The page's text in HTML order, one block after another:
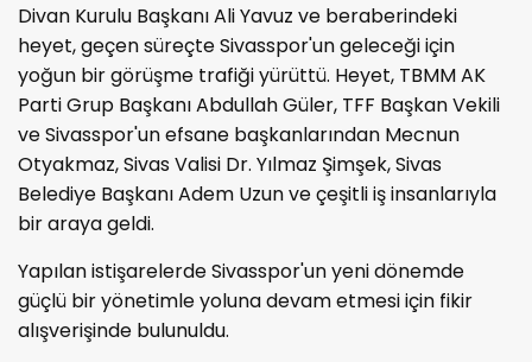
Divan Kurulu Başkanı Ali Yavuz ve beraberindeki
heyet, geçen süreçte Sivasspor'un geleceği için
yoğun bir görüşme trafiği yürüttü. Heyet, TBMM AK
Parti Grup Başkanı Abdullah Güler, TFF Başkan Vekili
ve Sivasspor'un efsane başkanlarından Mecnun
Otyakmaz, Sivas Valisi Dr. Yılmaz Şimşek, Sivas
Belediye Başkanı Adem Uzun ve çeşitli iş insanlarıyla
bir araya geldi.
Yapılan istişarelerde Sivasspor'un yeni dönemde
güçlü bir yönetimle yoluna devam etmesi için fikir
alışverişinde bulunuldu.